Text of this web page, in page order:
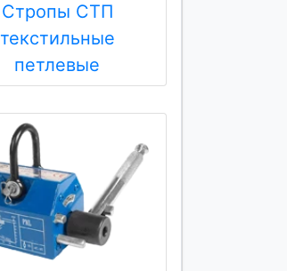
Стропы СТП
текстильные
петлевые